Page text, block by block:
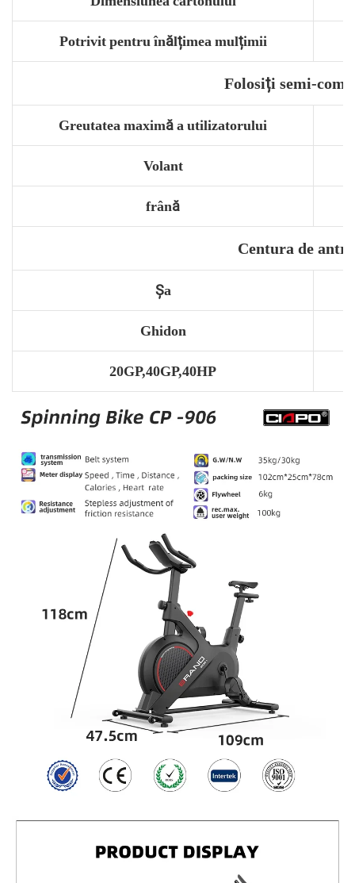
Potrivit pentru înălțimea mulțimii
Folosiți semi-
Greutatea maximă a utilizatorului
Volant
frână
Centura de
Şa
Ghidon
20GP,40GP,40HP